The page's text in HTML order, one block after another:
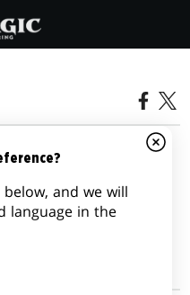
and we will
language in the